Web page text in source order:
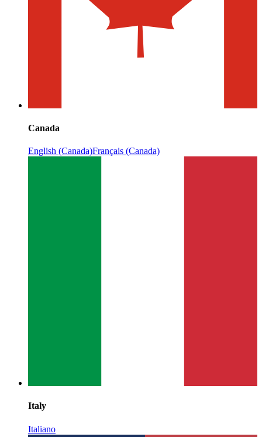
Canada
English (Canada)Français (Canada)
Italy
Italiano